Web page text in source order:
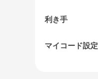
利き手
マイコード設定